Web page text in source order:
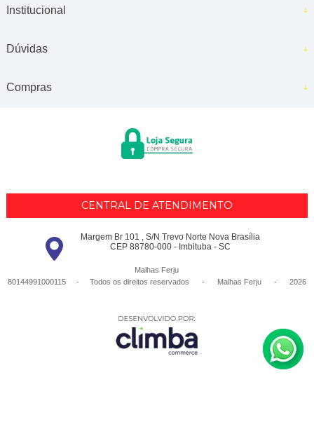
Institucional
Dúvidas
Compras
CENTRAL DE ATENDIMENTO
Margem Br 101 , S/N Trevo Norte Nova Brasília
CEP 88780-000 - Imbituba - SC
Malhas Ferju
80144991000115 - Todos os direitos reservados
- Malhas Ferju - 2026